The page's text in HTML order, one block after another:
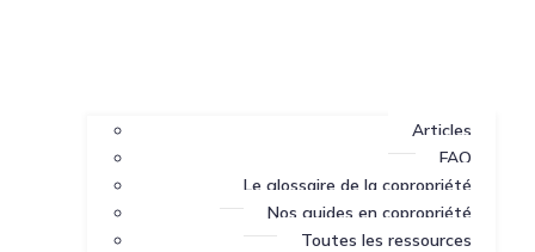
Articles
FAQ
Le glossaire de la copropriété
Nos guides en copropriété
Toutes les ressources